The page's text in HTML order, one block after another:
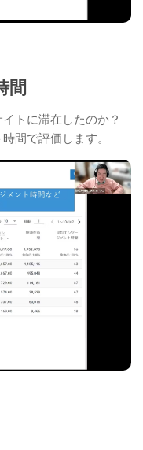
間
トに滞在したのか？
間で評価します。